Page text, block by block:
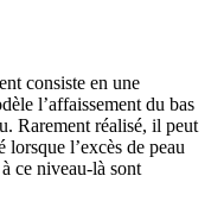
consiste en une
l’affaissement du bas
Rarement réalisé, il peut
l’excès de peau
ce niveau-là sont